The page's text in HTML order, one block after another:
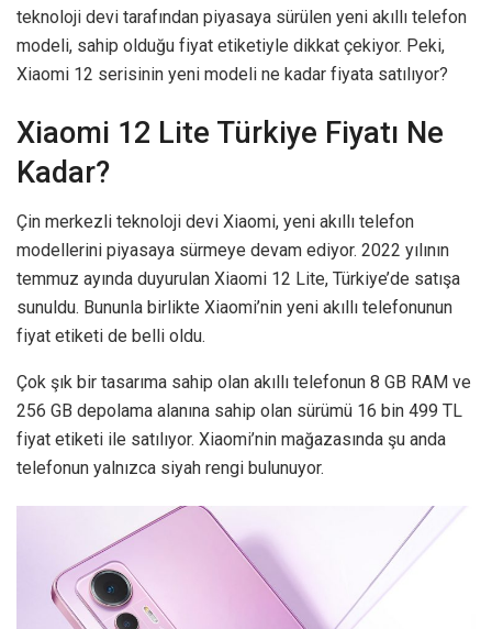
teknoloji devi tarafından piyasaya sürülen yeni akıllı telefon
modeli, sahip olduğu fiyat etiketiyle dikkat çekiyor. Peki,
Xiaomi 12 serisinin yeni modeli ne kadar fiyata satılıyor?
Xiaomi 12 Lite Türkiye Fiyatı Ne
Kadar?
Çin merkezli teknoloji devi Xiaomi, yeni akıllı telefon
modellerini piyasaya sürmeye devam ediyor. 2022 yılının
temmuz ayında duyurulan Xiaomi 12 Lite, Türkiye’de satışa
sunuldu. Bununla birlikte Xiaomi’nin yeni akıllı telefonunun
fiyat etiketi de belli oldu.
Çok şık bir tasarıma sahip olan akıllı telefonun 8 GB RAM ve
256 GB depolama alanına sahip olan sürümü 16 bin 499 TL
fiyat etiketi ile satılıyor. Xiaomi’nin mağazasında şu anda
telefonun yalnızca siyah rengi bulunuyor.